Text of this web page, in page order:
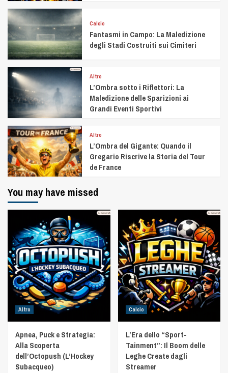
Calcio
Fantasmi in Campo: La Maledizione
degli Stadi Costruiti sui Cimiteri
Altro
L’Ombra sotto i Riflettori: La
Maledizione delle Sparizioni ai
Grandi Eventi Sportivi
Altro
L’Ombra del Gigante: Quando il
Gregario Riscrive la Storia del Tour
de France
You may have missed
Altro
Apnea, Puck e Strategia:
Alla Scoperta
dell’Octopush (L’Hockey
Subacqueo)
Calcio
L’Era dello “Sport-
Tainment”: Il Boom delle
Leghe Create dagli
Streamer